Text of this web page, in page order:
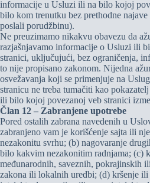
informacije u Usluzi ili na bilo kojoj
bilo kom trenutku bez prethodne
poslali porudžbinu).
Ne preuzimamo nikakvu obavezu da
razjašnjavamo informacije o Usluzi ili
stranici, uključujući, bez ograničenja,
to nije propisano zakonom. Nijedna
osvežavanja koji se primenjuje na
stranicu ne treba tumačiti kao
ili bilo kojoj povezanoj veb stranici
Član 12 – Zabranjene upotrebe
Pored ostalih zabrana navedenih u
zabranjeno vam je korišćenje sajta ili
nezakonitu svrhu; (b) nagovaranje
bilo kakvim nezakonitim radnjama; (c)
međunarodnih, saveznih, pokrajinskih
zakona ili lokalnih uredbi; (d) kršenje ili